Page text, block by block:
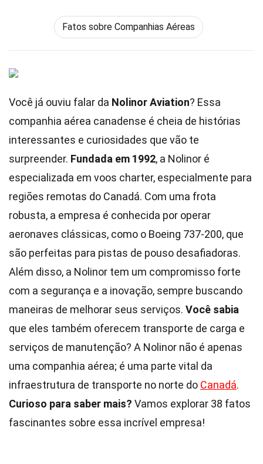
Fatos sobre Companhias Aéreas
Você já ouviu falar da Nolinor Aviation? Essa
companhia aérea canadense é cheia de histórias
interessantes e curiosidades que vão te
surpreender. Fundada em 1992, a Nolinor é
especializada em voos charter, especialmente para
regiões remotas do Canadá. Com uma frota
robusta, a empresa é conhecida por operar
aeronaves clássicas, como o Boeing 737-200, que
são perfeitas para pistas de pouso desafiadoras.
Além disso, a Nolinor tem um compromisso forte
com a segurança e a inovação, sempre buscando
maneiras de melhorar seus serviços. Você sabia
que eles também oferecem transporte de carga e
serviços de manutenção? A Nolinor não é apenas
uma companhia aérea; é uma parte vital da
infraestrutura de transporte no norte do Canadá.
Curioso para saber mais? Vamos explorar 38 fatos
fascinantes sobre essa incrível empresa!